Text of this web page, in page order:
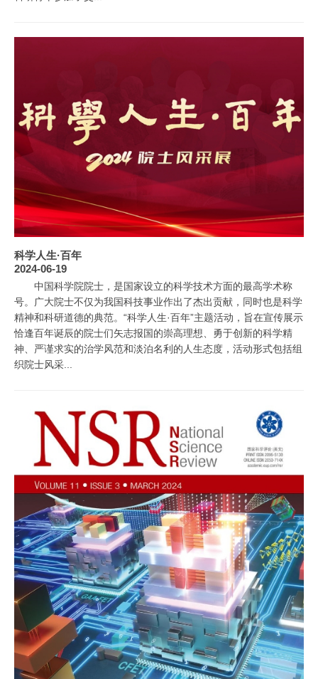
科学人生·百年
2024-06-19
中国科学院院士，是国家设立的科学技术方面的最高学术称
号。广大院士不仅为我国科技事业作出了杰出贡献，同时也是科学
精神和科研道德的典范。“科学人生·百年”主题活动，旨在宣传展示
恰逢百年诞辰的院士们矢志报国的崇高理想、勇于创新的科学精
神、严谨求实的治学风范和淡泊名利的人生态度，活动形式包括组
织院士风采...